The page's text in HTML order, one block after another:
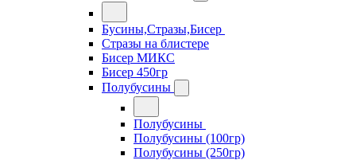
Бусины,Стразы,Бисер
Стразы на блистере
Бисер МИКС
Бисер 450гр
Полубусины
Полубусины
Полубусины (100гр)
Полубусины (250гр)